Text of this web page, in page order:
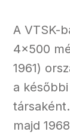
A VTSK-
4x500
1961)
a
majd